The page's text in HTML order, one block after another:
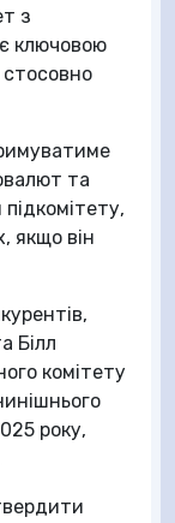
з
ключовою
стосовно
та
якщо він
Білл
комітету
року,